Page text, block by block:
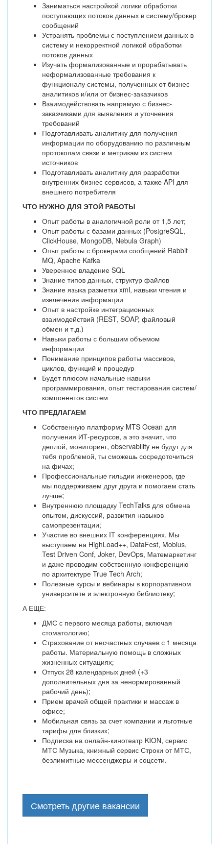
Заниматься настройкой логики обработки
поступающих потоков данных в систему/брокер
сообщений
Устранять проблемы с поступлением данных в
систему и некорректной логикой обработки
потоков данных
Изучать формализованные и прорабатывать
неформализованные требования к
функционалу системы, полученных от бизнес-
аналитиков и/или от бизнес-заказчиков
Взаимодействовать напрямую с бизнес-
заказчиками для выявления и уточнения
требований
Подготавливать аналитику для получения
информации по оборудованию по различным
протоколам связи и метрикам из систем
источников
Подготавливать аналитику для разработки
внутренних бизнес сервисов, а также API для
внешнего потребителя
ЧТО НУЖНО ДЛЯ ЭТОЙ РАБОТЫ
Опыт работы в аналогичной роли от 1,5 лет;
Опыт работы с базами данных (PostgreSQL,
ClickHouse, MongoDB, Nebula Graph)
Опыт работы с брокерами сообщений Rabbit
MQ, Apache Kafka
Уверенное владение SQL
Знание типов данных, структур файлов
Знание языка разметки xml, навыки чтения и
извлечения информации
Опыт в настройке интеграционных
взаимодействий (REST, SOAP, файловый
обмен и т.д.)
Навыки работы с большим объемом
информации
Понимание принципов работы массивов,
циклов, функций и процедур
Будет плюсом начальные навыки
программирования, опыт тестирования систем/
компонентов систем
ЧТО ПРЕДЛАГАЕМ
Собственную платформу MTS Ocean для
получения ИТ-ресурсов, а это значит, что
деплой, мониторинг, observability не будут для
тебя проблемой, ты сможешь сосредоточиться
на фичах;
Профессиональные гильдии инженеров, где
мы поддерживаем друг друга и помогаем стать
лучше;
Внутреннюю площадку TechTalks для обмена
опытом, дискуссий, развития навыков
самопрезентации;
Участие во внешних IT конференциях. Мы
выступаем на HighLoad++, DataFest, Mobius,
Test Driven Conf, Joker, DevOps, Матемаркетинг
и даже проводим собственную конференцию
по архитектуре True Tech Arch;
Полезные курсы и вебинары в корпоративном
университете и электронную библиотеку;
А ЕЩЕ:
ДМС с первого месяца работы, включая
стоматологию;
Страхование от несчастных случаев с 1 месяца
работы. Материальную помощь в сложных
жизненных ситуациях;
Отпуск 28 календарных дней (+3
дополнительных дня за ненормированный
рабочий день);
Прием врачей общей практики и массаж в
офисе;
Мобильная связь за счет компании и льготные
тарифы для близких;
Подписка на онлайн-кинотеатр KION, сервис
МТС Музыка, книжный сервис Строки от МТС,
безлимитные мессенджеры и соцсети.
Смотреть другие вакансии